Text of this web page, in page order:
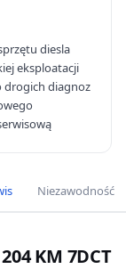
diesla
eksploatacji
drogich diagnoz
Niezawodność
KM 7DCT